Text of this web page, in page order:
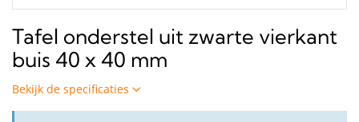
Tafel onderstel uit zwarte vierkant
buis 40 x 40 mm
Bekijk de specificaties